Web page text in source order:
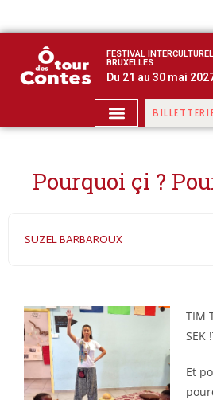
FESTIVAL
BRUXELLES
Du 21 au 30 mai
Pourquoi çi ?
SUZEL BARBAROUX
TIM
SEK !
Et